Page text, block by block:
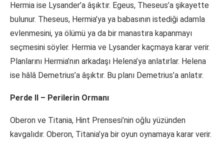
Hermia ise Lysander’a âşıktır. Egeus, Theseus’a şikayette
bulunur. Theseus, Hermia’ya ya babasının istediği adamla
evlenmesini, ya ölümü ya da bir manastıra kapanmayı
seçmesini söyler. Hermia ve Lysander kaçmaya karar verir.
Planlarını Hermia’nın arkadaşı Helena’ya anlatırlar. Helena
ise hâlâ Demetrius’a âşıktır. Bu planı Demetrius’a anlatır.
Perde II – Perilerin Ormanı
Oberon ve Titania, Hint Prensesi’nin oğlu yüzünden
kavgalıdır. Oberon, Titania’ya bir oyun oynamaya karar verir.